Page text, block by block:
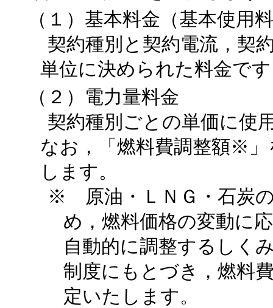
（１）基本料金（基本使用
契約種別と契約電流，契
単位に決められた料金で
（２）電力量料金
契約種別ごとの単価に使
なお，「燃料費調整額※
します。
※ 原油・ＬＮＧ・石炭
め，燃料価格の変動に
自動的に調整するしく
制度にもとづき，燃料
定いたします。